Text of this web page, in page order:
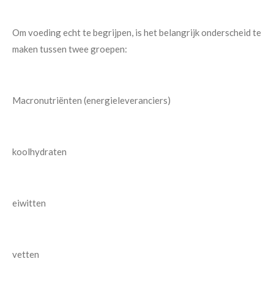
Om voeding echt te begrijpen, is het belangrijk onderscheid te
maken tussen twee groepen:
Macronutriënten (energieleveranciers)
koolhydraten
eiwitten
vetten